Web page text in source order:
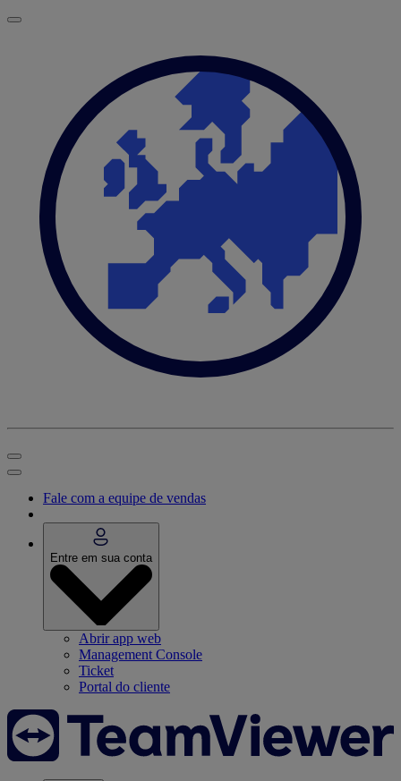
Fale com a equipe de vendas
Entre em sua conta
Abrir app web
Management Console
Ticket
Portal do cliente